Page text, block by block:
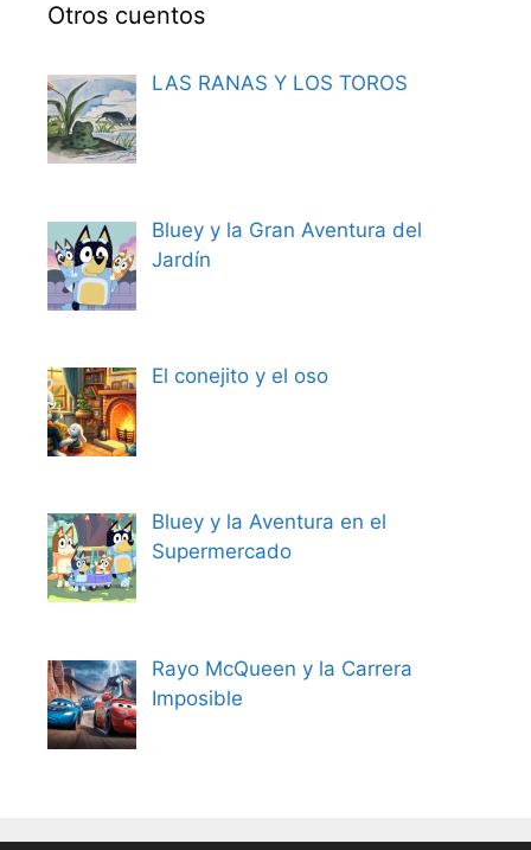
Otros cuentos
LAS RANAS Y LOS TOROS
Bluey y la Gran Aventura del
Jardín
El conejito y el oso
Bluey y la Aventura en el
Supermercado
Rayo McQueen y la Carrera
Imposible